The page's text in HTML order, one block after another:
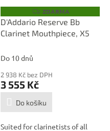
Z
D
A
R
ZDARMA
D'Addario Reserve Bb
Clarinet Mouthpiece, X5
Do 10 dnů
2 938 Kč bez DPH
3 555 Kč
Do košíku
Suited for clarinetists of all